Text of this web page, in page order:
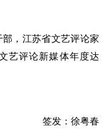
，江苏省文艺评论家
艺评论新媒体年度达
签发：徐粤春